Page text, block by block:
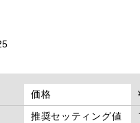
価格
推奨セッティング値